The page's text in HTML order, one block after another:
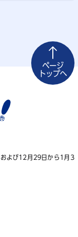
ページ
トップへ
よび12月29日から1月3